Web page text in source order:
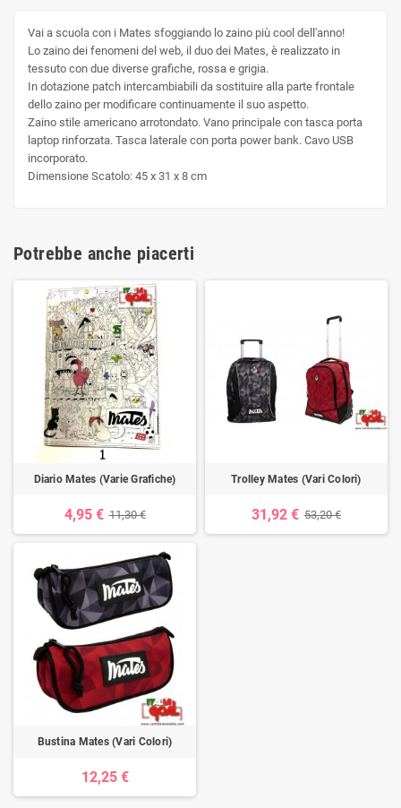
Vai a scuola con i Mates sfoggiando lo zaino più cool dell'anno!
Lo zaino dei fenomeni del web, il duo dei Mates, è realizzato in
tessuto con due diverse grafiche, rossa e grigia.
In dotazione patch intercambiabili da sostituire alla parte frontale
dello zaino per modificare continuamente il suo aspetto.
Zaino stile americano arrotondato. Vano principale con tasca porta
laptop rinforzata. Tasca laterale con porta power bank. Cavo USB
incorporato.
Dimensione Scatolo: 45 x 31 x 8 cm
Potrebbe anche piacerti
Diario Mates (Varie Grafiche)
4,95 € 11,30 €
Trolley Mates (Vari Colori)
31,92 € 53,20 €
Bustina Mates (Vari Colori)
12,25 €